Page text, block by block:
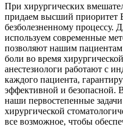
При хирургических
придаем высший приоритет
безболезненному процессу.
используем современные
позволяют нашим пациентам
боли во время
анестезиологи работают с
каждого пациента,
эффективной и безопасной.
наши первостепенные
хирургической
все возможное, чтобы